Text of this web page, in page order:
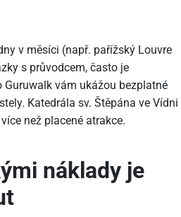
v měsíci (např. pařížský Louvre
s průvodcem, často je
vám ukážou bezplatné
Katedrála sv. Štěpána ve Vídni
než placené atrakce.
náklady je